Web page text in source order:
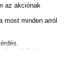
az akciónak
most minden arról
Boldogan.
közöttük?